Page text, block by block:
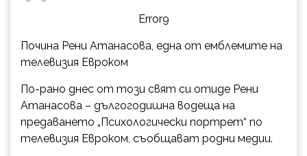
Error9
Почина Рени Атанасова, една от емблемите на
телевизия Евроком
По-рано днес от този свят си отиде Рени
Атанасова – дългогодишна водеща на
предаването „Психологически портрет“ по
телевизия Евроком, съобщават родни медии.